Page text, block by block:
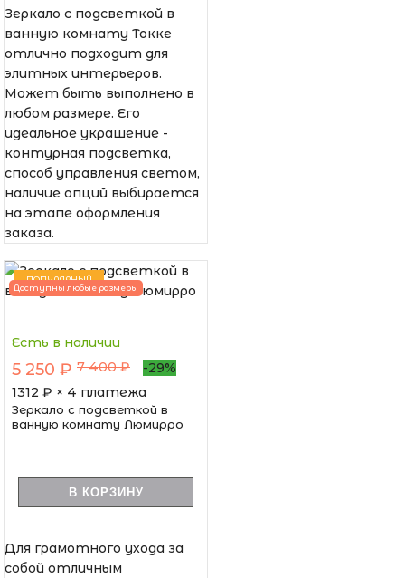
Зеркало с подсветкой в
ванную комнату Токке
отлично подходит для
элитных интерьеров.
Может быть выполнено в
любом размере. Его
идеальное украшение -
контурная подсветка,
способ управления светом,
наличие опций выбирается
на этапе оформления
заказа.
ПОПУЛЯРНЫЙ
Доступны любые размеры
Есть в наличии
5 250 ₽ 7 400 ₽
-29%
1312 ₽ × 4 платежа
Зеркало с подсветкой в
ванную комнату Люмирро
В КОРЗИНУ
Для грамотного ухода за
собой отличным